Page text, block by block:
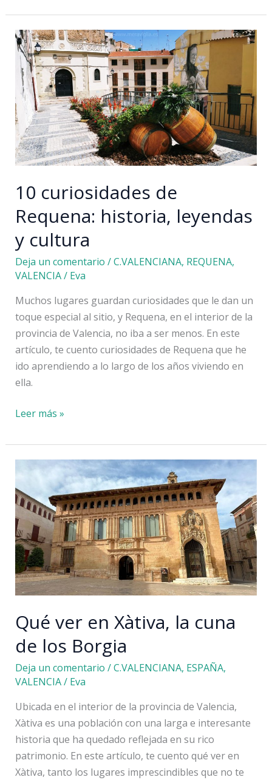
importantes
de
Valencia:
primavera
de
2024
10 curiosidades de
Requena: historia, leyendas
y cultura
Deja un comentario /C.VALENCIANA, REQUENA,
VALENCIA/ Eva
Muchos lugares guardan curiosidades que le dan un
toque especial al sitio, y Requena, en el interior de la
provincia de Valencia, no iba a ser menos. En este
artículo, te cuento curiosidades de Requena que he
ido aprendiendo a lo largo de los años viviendo en
ella.
10
de
Requena:
leyendas
cultura
Leer más »
Qué ver en Xàtiva, la cuna
de los Borgia
Deja un comentario /C.VALENCIANA, ESPAÑA,
VALENCIA/ Eva
Ubicada en el interior de la provincia de Valencia,
Xàtiva es una población con una larga e interesante
historia que ha quedado reflejada en su rico
patrimonio. En este artículo, te cuento qué ver en
Xàtiva, tanto los lugares imprescindibles que no te